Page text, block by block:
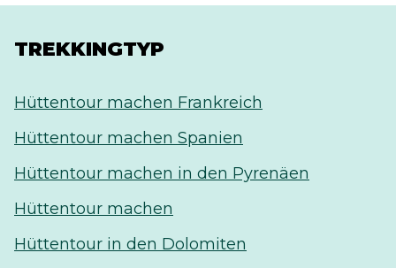
TREKKINGTYP
Hüttentour machen Frankreich
Hüttentour machen Spanien
Hüttentour machen in den Pyrenäen
Hüttentour machen
Hüttentour in den Dolomiten